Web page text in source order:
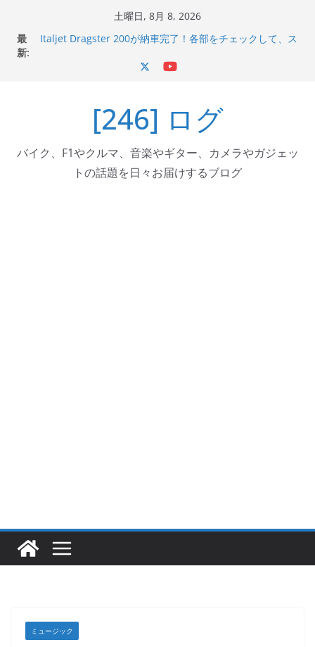
土曜日, 8月 8, 2026
最
新:
Italjet Dragster 200が納車完了！各部をチェックして、ス
器エフェクターが返礼品でもらえる！
Italjet Dragster 200のフロントISSサスの動きが判ったら
コーナリングが楽しくなった
[246] ログ
バイク、F1やクルマ、音楽やギター、カメラやガジェッ
トの話題を日々お届けするブログ
ミュージック